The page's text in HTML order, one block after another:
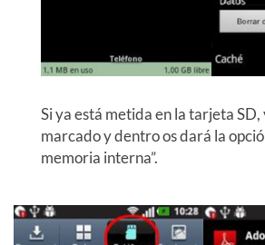
Si ya está metida en la tarjeta
marcado y dentro os dará la
memoria interna”.